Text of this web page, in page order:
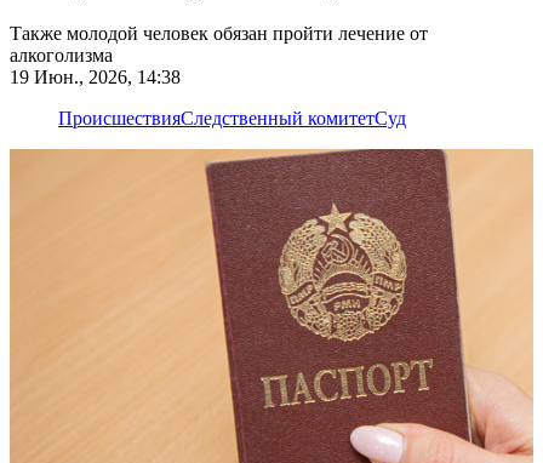
Также молодой человек обязан пройти лечение от
алкоголизма
19 Июн., 2026, 14:38
ПроисшествияСледственный комитетСуд